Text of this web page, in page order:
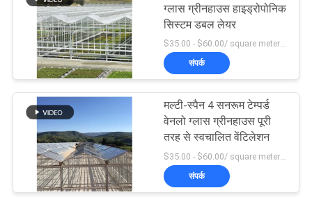
ग्रीनहाउस रोलिंग टेबल्स
ग्लास ग्रीनहाउस हाइड्रोपोनिक
सिस्टम डबल लेयर
$35.00 - $60.00/ square meter MOQ:200 वर्ग मीटर
संपर्क
मल्टी-स्पैन 4 सनरूम टेम्पर्ड
वेनलो ग्लास ग्रीनहाउस पूरी
तरह से स्वचालित वेंटिलेशन
$35.00 - $60.00/ square meter MOQ:200 वर्ग मीटर
संपर्क